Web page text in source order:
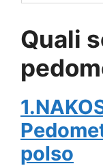
Quali
polso